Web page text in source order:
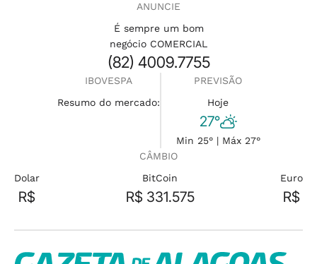
ANUNCIE
É sempre um bom
negócio COMERCIAL
(82) 4009.7755
IBOVESPA
Resumo do mercado:
PREVISÃO
Hoje
27°
Min 25° | Máx 27°
CÂMBIO
Dolar
R$
BitCoin
R$ 331.575
Euro
R$